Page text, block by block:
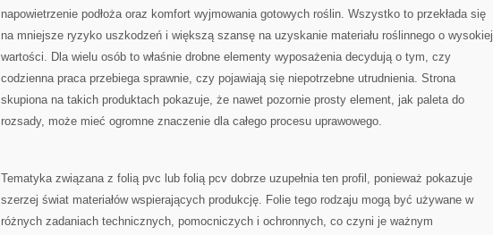
napowietrzenie podłoża oraz komfort wyjmowania gotowych roślin. Wszystko to przekłada się
na mniejsze ryzyko uszkodzeń i większą szansę na uzyskanie materiału roślinnego o wysokiej
wartości. Dla wielu osób to właśnie drobne elementy wyposażenia decydują o tym, czy
codzienna praca przebiega sprawnie, czy pojawiają się niepotrzebne utrudnienia. Strona
skupiona na takich produktach pokazuje, że nawet pozornie prosty element, jak paleta do
rozsady, może mieć ogromne znaczenie dla całego procesu uprawowego.
Tematyka związana z folią pvc lub folią pcv dobrze uzupełnia ten profil, ponieważ pokazuje
szerzej świat materiałów wspierających produkcję. Folie tego rodzaju mogą być używane w
różnych zadaniach technicznych, pomocniczych i ochronnych, co czyni je ważnym